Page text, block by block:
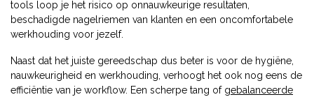
tools loop je het risico op onnauwkeurige resultaten,
beschadigde nagelriemen van klanten en een oncomfortabele
werkhouding voor jezelf.
Naast dat het juiste gereedschap dus beter is voor de hygiëne,
nauwkeurigheid en werkhouding, verhoogt het ook nog eens de
efficiëntie van je workflow. Een scherpe tang of gebalanceerde